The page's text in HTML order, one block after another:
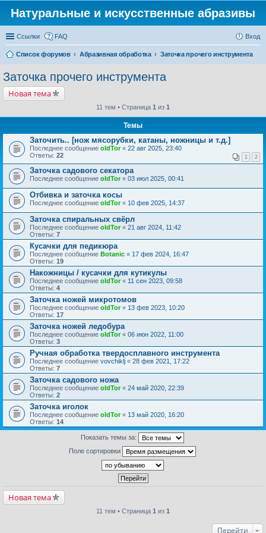
Натуральные и искусственные абразивы
Ссылки FAQ Вход
Список форумов Абразивная обработка Заточка прочего инструмента
Заточка прочего инструмента
Новая тема
11 тем • Страница 1 из 1
Темы
Заточить.. [нож мясорубки, катаны, ножницы и т.д.]
Последнее сообщение oldTor« 22 авг 2025, 23:40
Ответы: 22 1 2
Заточка садового секатора
Последнее сообщение oldTor« 03 июл 2025, 00:41
Отбивка и заточка косы
Последнее сообщение oldTor« 10 фев 2025, 14:37
Заточка спиральных свёрл
Последнее сообщение oldTor« 21 авг 2024, 11:42
Ответы: 7
Кусачки для педикюра
Последнее сообщение Botanic « 17 фев 2024, 16:47
Ответы: 19
Накожницы / кусачки для кутикулы
Последнее сообщение oldTor« 11 сен 2023, 09:58
Ответы: 4
Заточка ножей микротомов
Последнее сообщение oldTor« 13 фев 2023, 10:20
Ответы: 17
Заточка ножей ледобура
Последнее сообщение oldTor« 06 июн 2022, 11:00
Ответы: 3
Ручная обработка твердосплавного инструмента
Последнее сообщение vovchiklj « 28 фев 2021, 17:22
Ответы: 7
Заточка садового ножа
Последнее сообщение oldTor« 24 май 2020, 22:39
Ответы: 2
Заточка иголок
Последнее сообщение oldTor« 13 май 2020, 16:20
Ответы: 14
Показать темы за:
Поле сортировки
Новая тема
11 тем • Страница 1 из 1
Перейти